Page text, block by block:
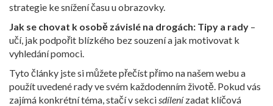
strategie ke snížení času u obrazovky.
Jak se chovat k osobě závislé na drogách: Tipy a rady –
učí, jak podpořit blízkého bez souzení a jak motivovat k
vyhledání pomoci.
Tyto články jste si můžete přečíst přímo na našem webu a
použít uvedené rady ve svém každodenním životě. Pokud vás
zajímá konkrétní téma, stačí v sekcisdílenízadat klíčová